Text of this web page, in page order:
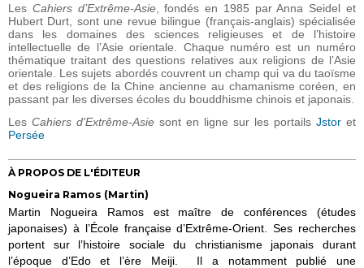
Les Cahiers d’Extrême-Asie, fondés en 1985 par Anna Seidel et
Hubert Durt, sont une revue bilingue (français-anglais) spécialisée
dans les domaines des sciences religieuses et de l’histoire
intellectuelle de l’Asie orientale. Chaque numéro est un numéro
thématique traitant des questions relatives aux religions de l’Asie
orientale. Les sujets abordés couvrent un champ qui va du taoïsme
et des religions de la Chine ancienne au chamanisme coréen, en
passant par les diverses écoles du bouddhisme chinois et japonais.
Les Cahiers d'Extrême-Asie sont en ligne sur les portails Jstor et
Persée
À PROPOS DE L'ÉDITEUR
Nogueira Ramos (Martin)
Martin Nogueira Ramos est maître de conférences (études
japonaises) à l’École française d’Extrême-Orient.
Ses recherches
portent sur l’histoire sociale du christianismejaponais durant
l’époque d’Edo et l’ère Meiji.
Il a notamment publié une